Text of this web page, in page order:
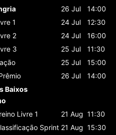
26 Jul
14:00
1 24 Jul
12:30
2 24 Jul
16:00
3 25 Jul
11:30
25 Jul
15:00
26 Jul
14:00
Baixos
Livre 1 21 Aug 11:30
Sprint 21 Aug 15:30